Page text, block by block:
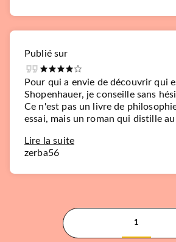
Publié sur
Pour qui a envie de découvrir qui
Shopenhauer, je conseille sans
Ce n'est pas un livre de
essai, mais un roman qui distille
Lire la suite
zerba56
1